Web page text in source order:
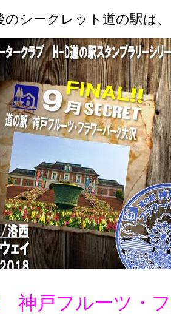
のシークレット道の駅は
神戸フルーツ・